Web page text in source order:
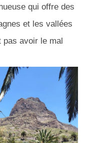
qui offre des
et les vallées
pas avoir le mal